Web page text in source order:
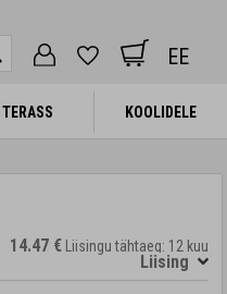
EE
TERASS KOOLIDELE
TERASS KOOLIDELE
14.47 € Liisingu tähtaeg: 12 kuu
Liising